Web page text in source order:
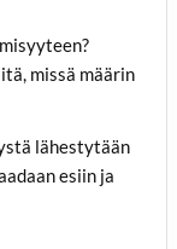
missä määrin
lähestytään
esiin ja